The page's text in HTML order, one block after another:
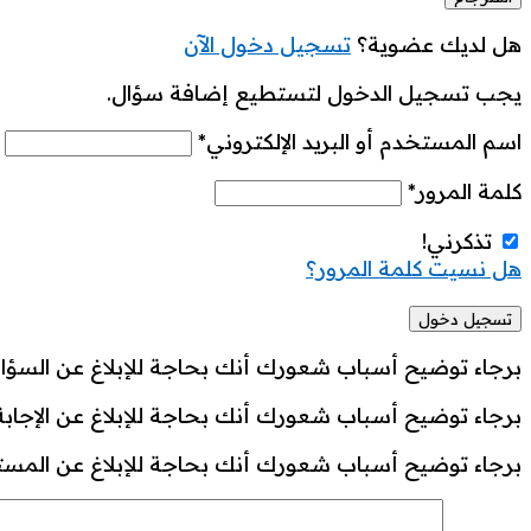
هل لديك عضوية؟ تسجيل دخول الآن
يجب تسجيل الدخول لتستطيع إضافة سؤال.
اسم المستخدم أو البريد الإلكتروني*
كلمة المرور*
تذكرني!
هل نسيت كلمة المرور؟
برجاء توضيح أسباب شعورك أنك بحاجة للإبلاغ عن
برجاء توضيح أسباب شعورك أنك بحاجة للإبلاغ عن
برجاء توضيح أسباب شعورك أنك بحاجة للإبلاغ عن